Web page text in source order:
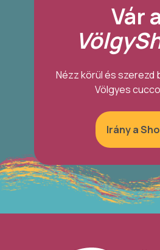
Vár a
Nézz körül és szerezd
Völgyes
Irány a